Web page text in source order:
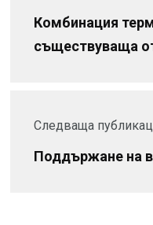
Комбинация
съществуваща
Следваща
Поддържане на